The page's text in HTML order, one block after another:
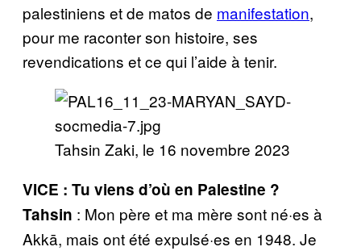
palestiniens et de matos de manifestation,
pour me raconter son histoire, ses
revendications et ce qui l’aide à tenir.
Tahsin Zaki, le 16 novembre 2023
VICE : Tu viens d’où en Palestine ?
Tahsin : Mon père et ma mère sont né·es à
Akkā, mais ont été expulsé·es en 1948. Je